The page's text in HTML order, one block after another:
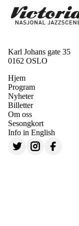
Karl Johans gate 35
0162 OSLO
Hjem
Program
Nyheter
Billetter
Om oss
Sesongkort
Info in English